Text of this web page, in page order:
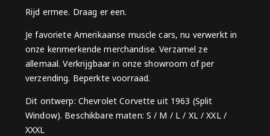
Rijd ermee. Draag er een.
Je favoriete Amerikaanse muscle cars, nu verwerkt in
onze kenmerkende merchandise. Verzamel ze
allemaal. Verkrijgbaar in onze showroom of per
verzending. Beperkte voorraad.
Dit ontwerp: Chevrolet Corvette uit 1963 (Split
Window). Beschikbare maten: S / M / L / XL / XXL /
XXXL